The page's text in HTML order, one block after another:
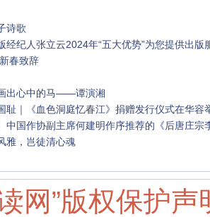
诗歌
经纪人张立云2024年“五大优势”为您提供出版
春致辞
出心中的马——谭演湘
耻｜《血色洞庭忆春江》捐赠发行仪式在华容
中国作协副主席何建明作序推荐的《后唐庄宗
雅，岂徒清心魂
网”版权保护声